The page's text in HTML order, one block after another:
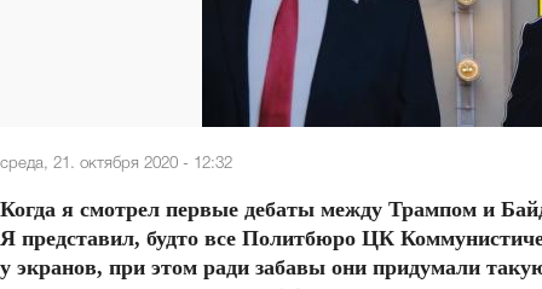
среда, 21. октября 2020 - 12:32
Когда я смотрел первые дебаты между Трампом и
Я представил, будто все Политбюро ЦК
у экранов, при этом ради забавы они придумали